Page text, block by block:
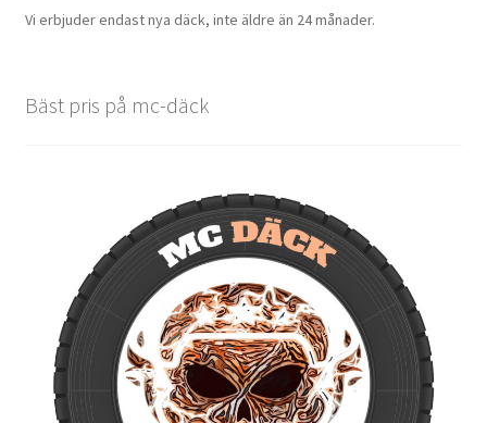
Vi erbjuder endast nya däck, inte äldre än 24 månader.
Bäst pris på mc-däck